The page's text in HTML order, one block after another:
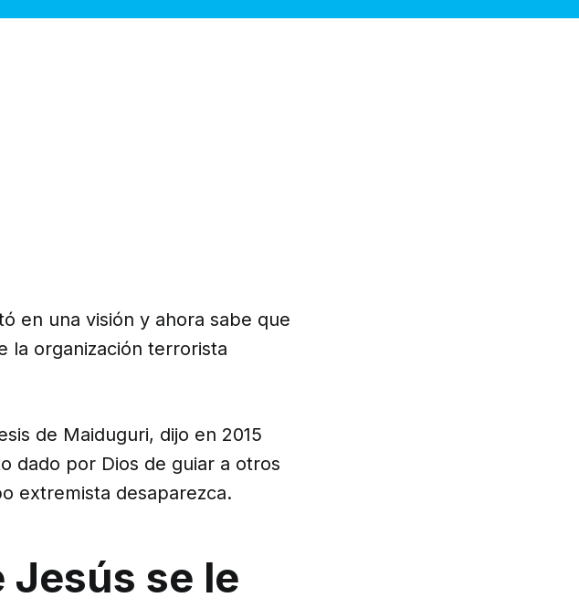
en una visión y ahora sabe que
la organización terrorista
de Maiduguri, dijo en 2015
dado por Dios de guiar a otros
extremista desaparezca.
Jesús se le